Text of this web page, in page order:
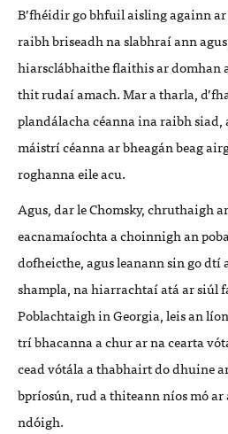
B’fhéidir go bhfuil aisling againn
raibh briseadh na slabhraí ann
hiarsclábhaithe flaithis ar domhan
thit rudaí amach. Mar a tharla,
plandálacha céanna ina raibh siad,
máistrí céanna ar bheagán beag
roghanna eile acu.
Agus, dar le Chomsky, chruthaigh
eacnamaíochta a choinnigh an
dofheicthe, agus leanann sin go
shampla, na hiarrachtaí atá ar siúl
Poblachtaigh in Georgia, leis an
trí bhacanna a chur ar na cearta
cead vótála a thabhairt do dhuine
bpríosún, rud a thiteann níos mó
ndóigh.